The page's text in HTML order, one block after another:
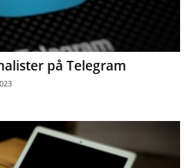
på Telegram